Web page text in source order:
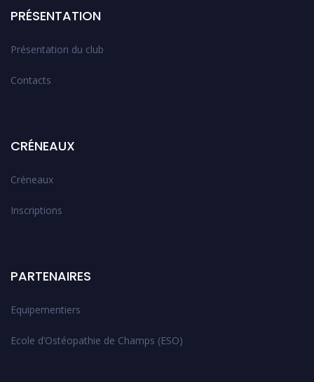
PRÉSENTATION
Présentation du club
Contacts
CRÉNEAUX
Créneaux
Inscriptions
PARTENAIRES
Equipementiers
Ecole d’Ostéopathie de Champs (ESO)